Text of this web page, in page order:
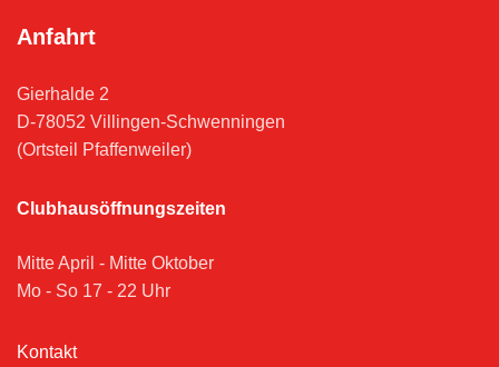
Anfahrt
Gierhalde 2
D-78052 Villingen-Schwenningen
(Ortsteil Pfaffenweiler)
Clubhausöffnungszeiten
Mitte April - Mitte Oktober
Mo - So 17 - 22 Uhr
Kontakt